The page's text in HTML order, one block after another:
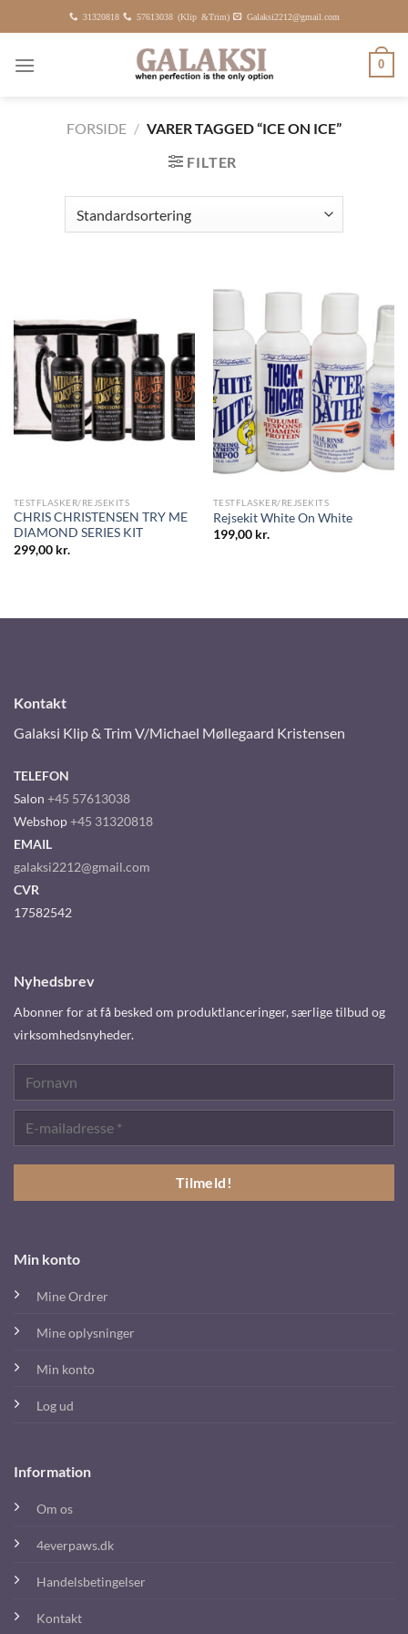
til
indhold
31320818 57613038 (Klip &Trim) Galaksi2212@gmail.com
0
FORSIDE / VARER TAGGED “ICE ON ICE”
FILTER
TESTFLASKER/REJSEKITS
CHRIS CHRISTENSEN TRY ME
DIAMOND SERIES KIT
299,00 kr.
TESTFLASKER/REJSEKITS
Rejsekit White On White
199,00 kr.
Kontakt
Galaksi Klip & Trim V/Michael Møllegaard Kristensen
TELEFON
Salon +45 57613038
Webshop+45 31320818
EMAIL
galaksi2212@gmail.com
CVR
17582542
Min konto
Mine Ordrer
Mine oplysninger
Min konto
Log ud
Information
Om os
4everpaws.dk
Handelsbetingelser
Kontakt
Nyhedsbrev
Abonner for at få besked om produktlanceringer, særlige tilbud og
virksomhedsnyheder.